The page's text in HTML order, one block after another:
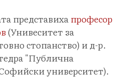
представихапрофесор
(Унивеситет за
стопанство) и д-р.
"Публична
университет).